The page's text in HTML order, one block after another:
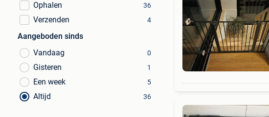
Ophalen
36
Verzenden 4
Aangeboden sinds
Vandaag
0
Gisteren 1
Een week 5
Altijd 36